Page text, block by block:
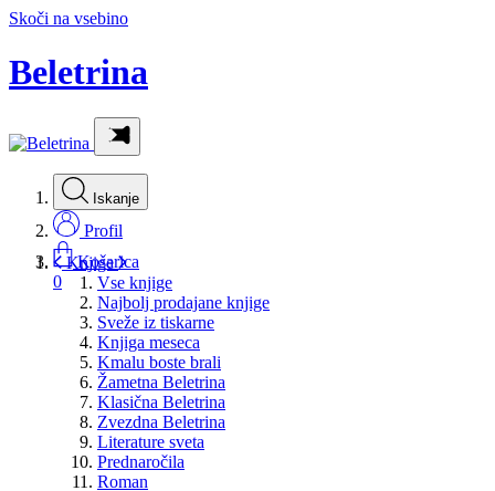
Skoči na vsebino
Beletrina
Iskanje
Profil
Košarica
0
Knjige
Vse knjige
Najbolj prodajane knjige
Sveže iz tiskarne
Knjiga meseca
Kmalu boste brali
Žametna Beletrina
Klasična Beletrina
Zvezdna Beletrina
Literature sveta
Prednaročila
Roman